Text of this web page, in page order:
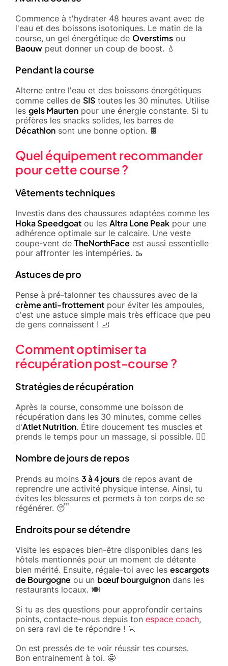
Commence à t'hydrater 48 heures avant avec de
l'eau et des boissons isotoniques. Le matin de la
course, un gel énergétique de Overstims ou
Baouw peut donner un coup de boost. 💧
Pendant la course
Alterne entre l'eau et des boissons énergétiques
comme celles de SIS toutes les 30 minutes. Utilise
les gels Maurten pour une énergie constante. Si tu
préfères les snacks solides, les barres de
Décathlon sont une bonne option. 🍫
Quel équipement recommander
pour cette course ?
Vêtements techniques
Investis dans des chaussures adaptées comme les
Hoka Speedgoat ou les Altra Lone Peak pour une
adhérence optimale sur le calcaire. Une veste
coupe-vent de TheNorthFace est aussi essentielle
pour affronter les intempéries. 🥾
Astuces de pro
Pense à pré-talonner tes chaussures avec de la
crème anti-frottement pour éviter les ampoules,
c'est une astuce simple mais très efficace que peu
de gens connaissent ! 🦶
Comment optimiser ta
récupération post-course ?
Stratégies de récupération
Après la course, consomme une boisson de
récupération dans les 30 minutes, comme celles
d'Atlet Nutrition. Étire doucement tes muscles et
prends le temps pour un massage, si possible. 🧘‍♂️
Nombre de jours de repos
Prends au moins 3 à 4 jours de repos avant de
reprendre une activité physique intense. Ainsi, tu
évites les blessures et permets à ton corps de se
régénérer. 😴
Endroits pour se détendre
Visite les espaces bien-être disponibles dans les
hôtels mentionnés pour un moment de détente
bien mérité. Ensuite, régale-toi avec les escargots
de Bourgogne ou un bœuf bourguignon dans les
restaurants locaux. 🍽️
Si tu as des questions pour approfondir certains
points, contacte-nous depuis ton espace coach,
on sera ravi de te répondre ! 🏃
On est pressés de te voir réussir tes courses.
Bon entrainement à toi. 🤩